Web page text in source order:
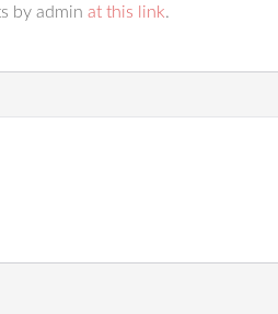
by admin at this link.